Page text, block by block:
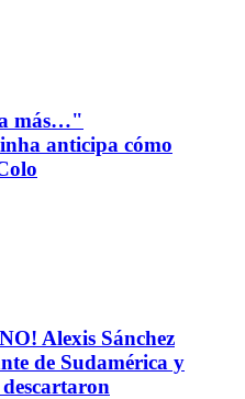
más…"
anticipa cómo
Alexis Sánchez
de Sudamérica y